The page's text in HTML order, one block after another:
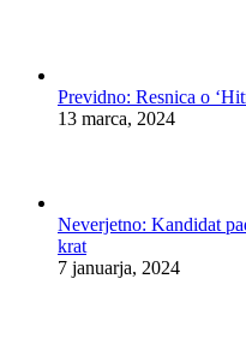
Previdno: Resnica o
13 marca, 2024
Neverjetno: Kandidat
krat
7 januarja, 2024